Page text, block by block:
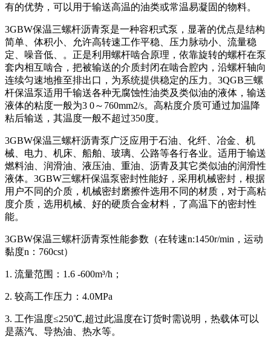
有的优势，可以用于输送高温的油类或常温易凝固的物料。
3GBW保温三螺杆沥青泵是一种容积式泵，显著的优点是结构
简单、体积小、允许高转速工作平稳、压力脉动小、流量稳
定、噪音低、。正是利用螺杆啮合原理，依靠旋转的螺杆在泵
套内相互啮合，把被输送的介质封闭在啮合腔内，沿螺杆轴向
连续匀速地推至排出口，为系统提供稳定的压力。3QGB三螺
杆保温泵适用千输送各种无腐蚀性油类及类似油的液体，输送
液体的粘度一般为3 0～760mm2/s。高粘度介质可通过加温降
粘后输送，其温度一般不超过350度。
3GBW保温三螺杆沥青泵广泛应用于石油、化纤、冶金、机
械、电力、机床、船舶、玻璃、公路等各行各业。适用于输送
燃料油、润滑油、液压油、重油、沥青及其它类似油的润滑性
液体。3GBW三螺杆保温泵密封性能好，采用机械密封，根据
用户不同的介质，机械密封磨擦件选用不同的材质，对于高粘
度介质，选用机械、好的硬质合金材料，了高温下的密封性
能。
3GBW保温三螺杆沥青泵性能参数（在转速n:1450r/min，运动
黏度n：760cst）
1. 流量范围：1.6 -600m³/h；
2. 较高工作压力：4.0MPa
3. 工作温度≤250℃,超过此温度在订货时需说明，热载体可以
是蒸汽、导热油、热水等。